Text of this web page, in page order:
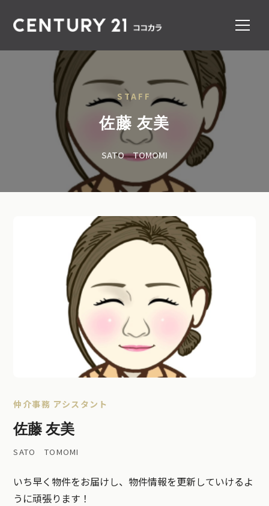
STAFF
佐藤 友美
SATO TOMOMI
仲介事務 アシスタント
佐藤 友美
SATO TOMOMI
いち早く物件をお届けし、物件情報を更新していけるよ
うに頑張ります！